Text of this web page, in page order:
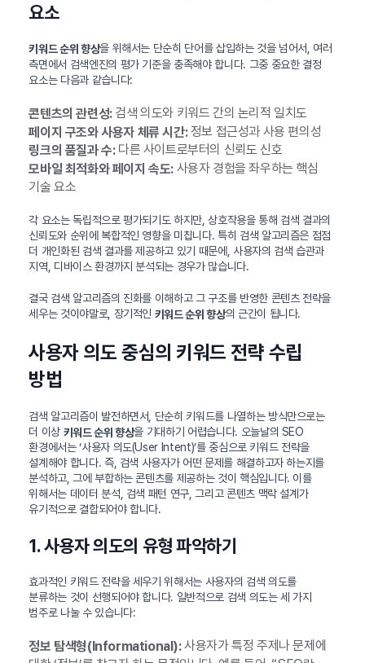
요소
키워드 순위 향상을 위해서는 단순히 단어를 삽입하는 것을 넘어서, 여러
측면에서 검색엔진의 평가 기준을 충족해야 합니다. 그중 중요한 결정
요소는 다음과 같습니다:
콘텐츠의 관련성:검색 의도와 키워드 간의 논리적 일치도
페이지 구조와 사용자 체류 시간:정보 접근성과 사용 편의성
링크의 품질과 수:다른 사이트로부터의 신뢰도 신호
모바일 최적화와 페이지 속도:사용자 경험을 좌우하는 핵심
기술 요소
각 요소는 독립적으로 평가되기도 하지만, 상호작용을 통해 검색 결과의
신뢰도와 순위에 복합적인 영향을 미칩니다. 특히 검색 알고리즘은 점점
더 개인화된 검색 결과를 제공하고 있기 때문에, 사용자의 검색 습관과
지역, 디바이스 환경까지 분석되는 경우가 많습니다.
결국 검색 알고리즘의 진화를 이해하고 그 구조를 반영한 콘텐츠 전략을
세우는 것이야말로, 장기적인 키워드 순위 향상의 근간이 됩니다.
사용자 의도 중심의 키워드 전략 수립
방법
검색 알고리즘이 발전하면서, 단순히 키워드를 나열하는 방식만으로는
더 이상 키워드 순위 향상을 기대하기 어렵습니다. 오늘날의 SEO
환경에서는 ‘사용자 의도(User Intent)’를 중심으로 키워드 전략을
설계해야 합니다. 즉, 검색 사용자가 어떤 문제를 해결하고자 하는지를
분석하고, 그에 부합하는 콘텐츠를 제공하는 것이 핵심입니다. 이를
위해서는 데이터 분석, 검색 패턴 연구, 그리고 콘텐츠 맥락 설계가
유기적으로 결합되어야 합니다.
1. 사용자 의도의 유형 파악하기
효과적인 키워드 전략을 세우기 위해서는 사용자의 검색 의도를
분류하는 것이 선행되어야 합니다. 일반적으로 검색 의도는 세 가지
범주로 나눌 수 있습니다:
정보 탐색형(Informational):사용자가 특정 주제나 문제에